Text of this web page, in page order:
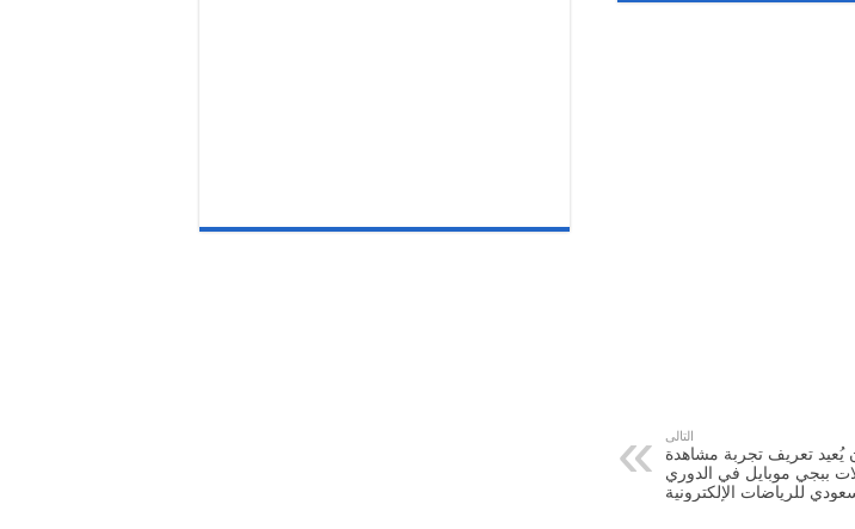
التالى
يُعيد تعريف تجربة مشاهدة
ببجي موبايل في الدوري
للرياضات الإلكترونية